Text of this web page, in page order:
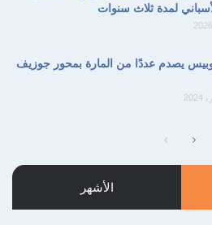
لمدة ثلاث سنوات
يصدم عددًا من المارة بمحور جوزيف
الصفحة
السابقة
الصفحة
التالية
الأشهر